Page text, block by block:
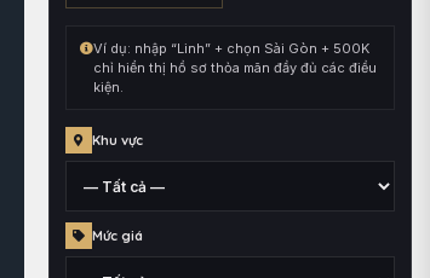
kết
hợp
cùng
toàn
điều
chọn.
Ví dụ: nhập “Linh” + chọn Sài Gòn + 500K
chỉ hiển thị hồ sơ thỏa mãn đầy đủ các điều
kiện.
Khu vực
Tỉnh,
thành
Mức giá